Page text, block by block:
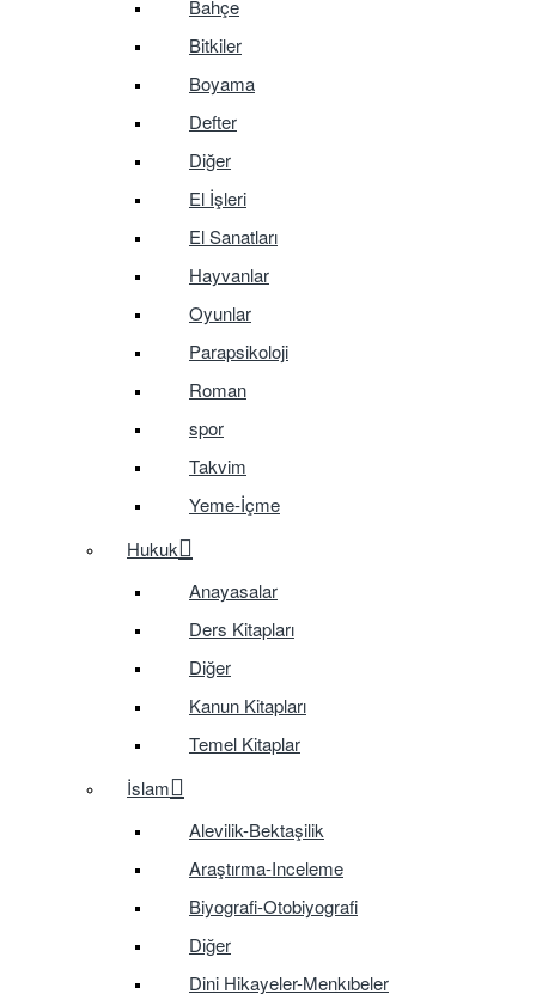
Bahçe
Bitkiler
Boyama
Defter
Diğer
El İşleri
El Sanatları
Hayvanlar
Oyunlar
Parapsikoloji
Roman
spor
Takvim
Yeme-İçme
Hukuk
Anayasalar
Ders Kitapları
Diğer
Kanun Kitapları
Temel Kitaplar
İslam
Alevilik-Bektaşilik
Araştırma-Inceleme
Biyografi-Otobiyografi
Diğer
Dini Hikayeler-Menkıbeler